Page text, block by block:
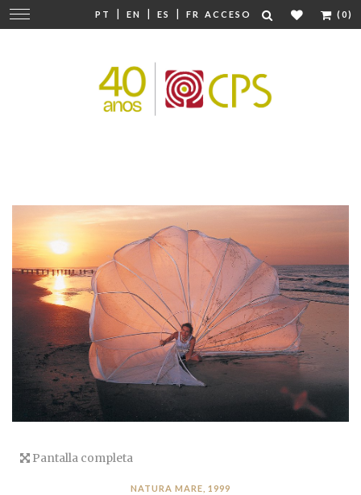
PT | EN | ES | FR ACCESO (0)
Cambiar
navegación
Pantalla completa
NATURA MARE, 1999